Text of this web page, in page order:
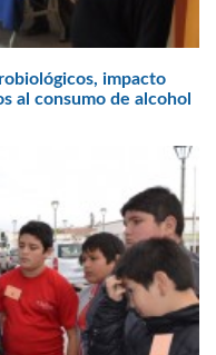
impacto
al consumo de alcohol